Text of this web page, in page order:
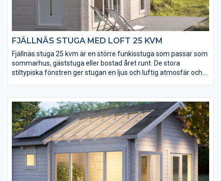
FJÄLLNÄS STUGA MED LOFT 25 KVM
Fjällnäs stuga 25 kvm är en större funkisstuga som passar som
sommarhus, gäststuga eller bostad året runt. De stora
stiltypiska fönstren ger stugan en ljus och luftig atmosfär och
vara kreativ på. Till Fjällnäs kan vi erbjuda många tillval och
tillbehör och du väljer såklart det som känns bäst. Komplettera
även med Galgat funkisbod och Gellas funkisbastu.